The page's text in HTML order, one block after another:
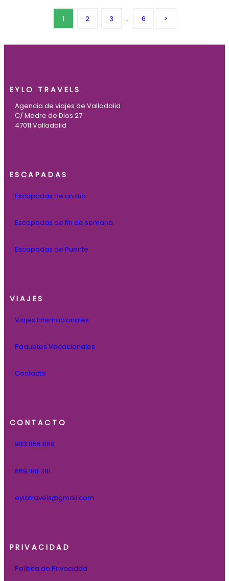
1 2 3 … 6
EYLO TRAVELS
Agencia de viajes de Valladolid
C/ Madre de Dios 27
47011 Valladolid
ESCAPADAS
Escapadas de un día
Escapadas de fin de semana
Escapadas de Puente
VIAJES
Viajes Internacionales
Paquetes Vacacionales
Contacto
CONTACTO
983 856 868
669 188 381
eylotravels@gmail.com
PRIVACIDAD
Política de Privacidad